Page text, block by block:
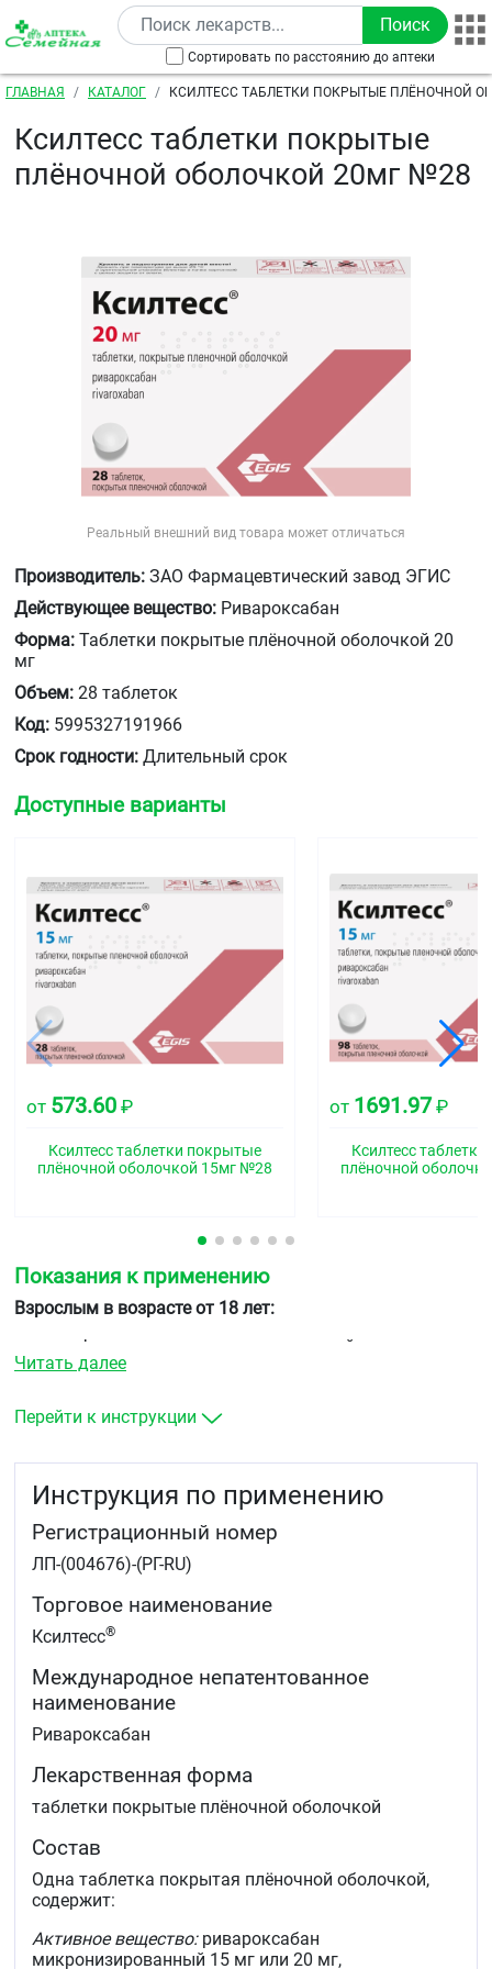
Перейти к основному содержанию
Сортировать по расстоянию до аптеки
Строка навигации
ГЛАВНАЯ КАТАЛОГ КСИЛТЕСС ТАБЛЕТКИ ПОКРЫТЫЕ ПЛЁНОЧНОЙ
Ксилтесс таблетки покрытые
плёночной оболочкой 20мг №28
Реальный внешний вид товара может отличаться
Производитель: ЗАО Фармацевтический завод ЭГИС
Действующее вещество: Ривароксабан
Форма: Таблетки покрытые плёночной оболочкой 20
мг
Объем: 28 таблеток
Код: 5995327191966
Срок годности: Длительный срок
Доступные варианты
от 573.60 ₽
Ксилтесс таблетки покрытые
плёночной оболочкой 15мг №28
от 1691.97₽
Ксилтесс
плёночной
Показания к применению
Взрослым в возрасте от 18 лет:
профилактика инсульта и системной
тромбоэмболии у пациентов с фибрилляцией
лечение тромбоза глубоких вен (ТГВ) и
тромбоэмболии легочной артерии (ТЭЛА) и
Детям и подросткам в возрасте до 18 лет:
лечение венозной тромбоэмболии (ВТЭ) и
профилактика рецидивов ВТЭ у детей и
подростков в возрасте до 18 лет с массой тела
парентеральной антикоагулянтной терапии.
Читать далее
Перейти к инструкции
Инструкция по применению
Регистрационный номер
ЛП-(004676)-(РГ-RU)
Торговое наименование
Ксилтесс®
Международное непатентованное
наименование
Ривароксабан
Лекарственная форма
таблетки покрытые плёночной оболочкой
Состав
Одна таблетка покрытая плёночной оболочкой,
содержит:
Активное вещество:ривароксабан
микронизированный 15 мг или 20 мг,